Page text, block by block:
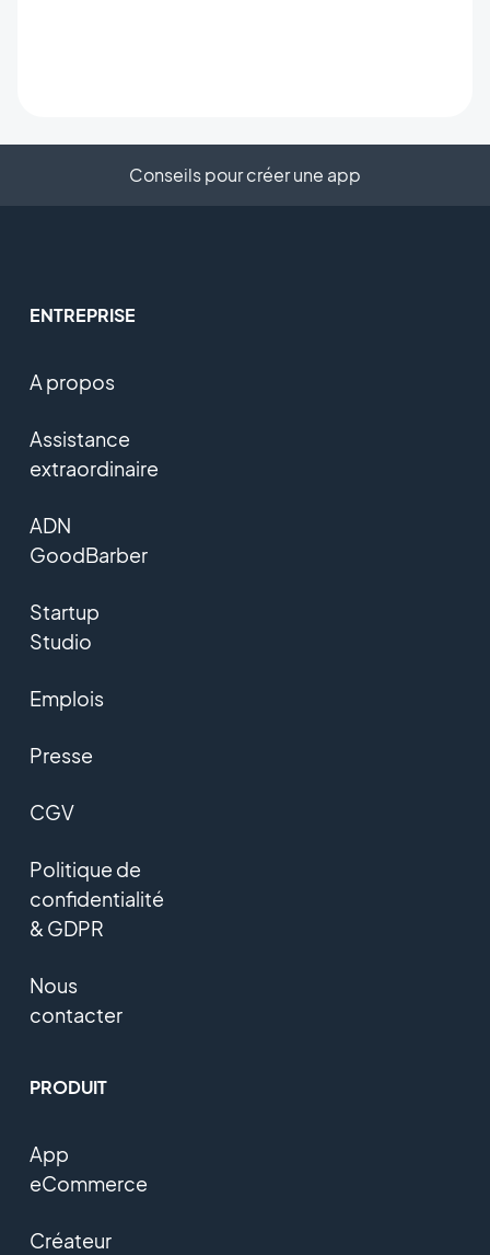
Conseils pour créer une app
ENTREPRISE
A propos
Assistance
extraordinaire
ADN
GoodBarber
Startup
Studio
Emplois
Presse
CGV
Politique de
confidentialité
& GDPR
Nous
contacter
PRODUIT
App
eCommerce
Créateur